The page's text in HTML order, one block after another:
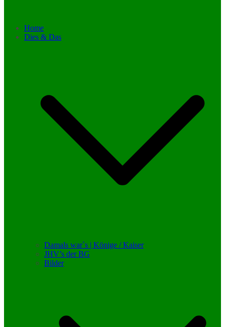
Home
Dies & Das
Damals war`s | Könige / Kaiser
JHV’s der BG
Bilder